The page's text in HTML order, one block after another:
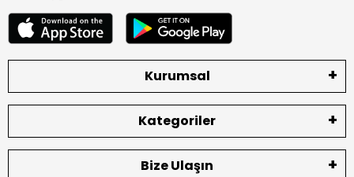
Kurumsal
Kategoriler
Bize Ulaşın